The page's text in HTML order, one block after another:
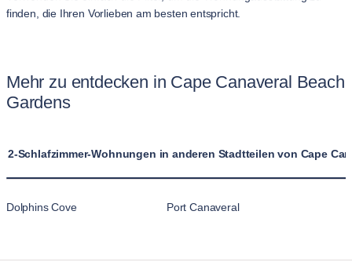
finden, die Ihren Vorlieben am besten entspricht.
Mehr zu entdecken in Cape Canaveral Beach
Gardens
2-Schlafzimmer-Wohnungen in anderen Stadtteilen von Cape
Dolphins Cove Port Canaveral